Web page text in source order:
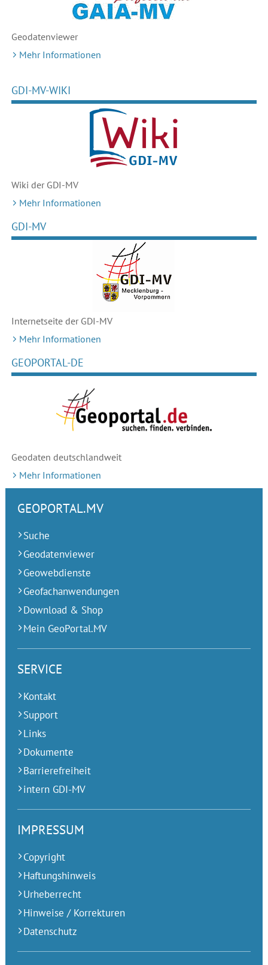
Geodatenviewer
Mehr Informationen
GDI-MV-WIKI
Wiki der GDI-MV
Mehr Informationen
GDI-MV
Internetseite der GDI-MV
Mehr Informationen
GEOPORTAL-DE
Geodaten deutschlandweit
Mehr Informationen
GEOPORTAL.MV
Suche
Geodatenviewer
Geowebdienste
Geofachanwendungen
Download & Shop
Mein GeoPortal.MV
SERVICE
Kontakt
Support
Links
Dokumente
Barrierefreiheit
intern GDI-MV
IMPRESSUM
Copyright
Haftungshinweis
Urheberrecht
Hinweise / Korrekturen
Datenschutz